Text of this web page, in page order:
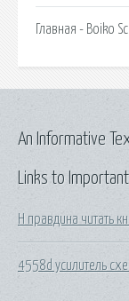
Главная - Boiko
Links to
Н правдина читать
4558d усилитель
An Informative